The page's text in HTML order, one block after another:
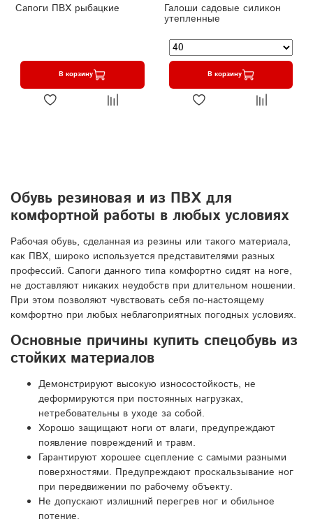
Сапоги ПВХ рыбацкие
В корзину
Галоши садовые силикон
утепленные
В корзину
Обувь резиновая и из ПВХ для
комфортной работы в любых условиях
Рабочая обувь, сделанная из резины или такого материала,
как ПВХ, широко используется представителями разных
профессий. Сапоги данного типа комфортно сидят на ноге,
не доставляют никаких неудобств при длительном ношении.
При этом позволяют чувствовать себя по-настоящему
комфортно при любых неблагоприятных погодных условиях.
Основные причины купить спецобувь из
стойких материалов
Демонстрируют высокую износостойкость, не
деформируются при постоянных нагрузках,
нетребовательны в уходе за собой.
Хорошо защищают ноги от влаги, предупреждают
появление повреждений и травм.
Гарантируют хорошее сцепление с самыми разными
поверхностями. Предупреждают проскальзывание ног
при передвижении по рабочему объекту.
Не допускают излишний перегрев ног и обильное
потение.